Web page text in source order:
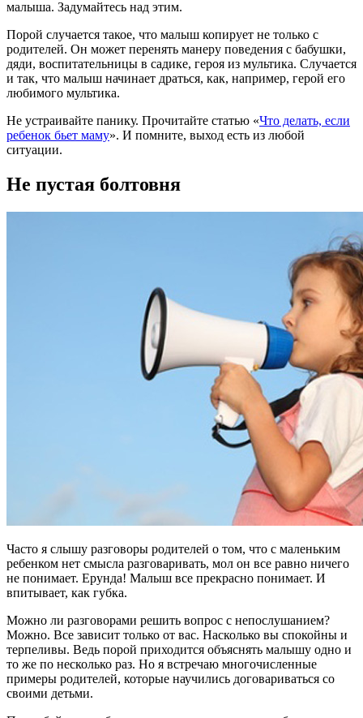
малыша. Задумайтесь над этим.
Порой случается такое, что малыш копирует не только с
родителей. Он может перенять манеру поведения с бабушки,
дяди, воспитательницы в садике, героя из мультика. Случается
и так, что малыш начинает драться, как, например, герой его
любимого мультика.
Не устраивайте панику. Прочитайте статью «Что делать, если
ребенок бьет маму». И помните, выход есть из любой
ситуации.
Не пустая болтовня
Часто я слышу разговоры родителей о том, что с маленьким
ребенком нет смысла разговаривать, мол он все равно ничего
не понимает. Ерунда! Малыш все прекрасно понимает. И
впитывает, как губка.
Можно ли разговорами решить вопрос с непослушанием?
Можно. Все зависит только от вас. Насколько вы спокойны и
терпеливы. Ведь порой приходится объяснять малышу одно и
то же по несколько раз. Но я встречаю многочисленные
примеры родителей, которые научились договариваться со
своими детьми.